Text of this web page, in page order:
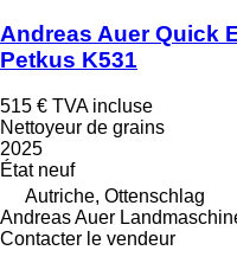
Andreas Auer Quick
Petkus K531
515 € TVA incluse
Nettoyeur de grains
2025
Étatneuf
Autriche, Ottenschlag
Andreas Auer
Contacter le vendeur